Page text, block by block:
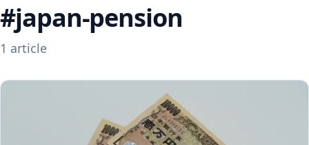
#japan-pension
1 article